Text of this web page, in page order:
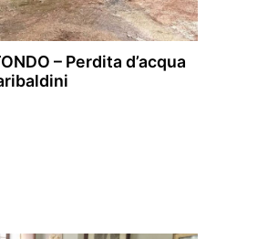
– Perdita d’acqua